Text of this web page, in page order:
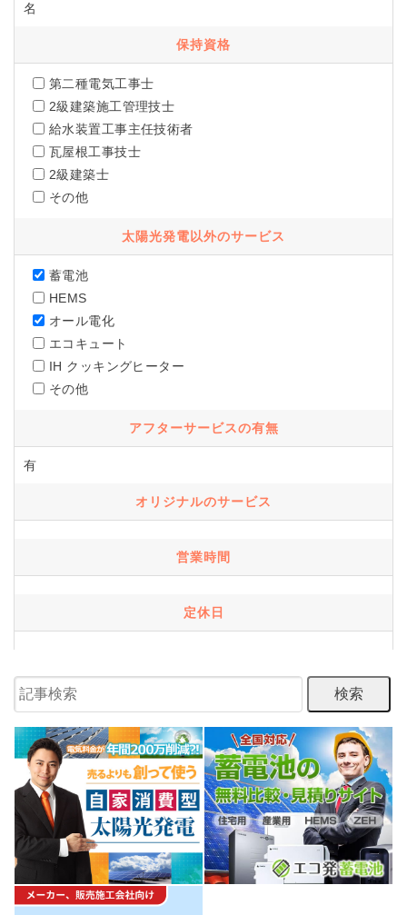
名
保持資格
第二種電気工事士
2級建築施工管理技士
給水装置工事主任技術者
瓦屋根工事技士
2級建築士
その他
太陽光発電以外のサービス
蓄電池
HEMS
オール電化
エコキュート
IH クッキングヒーター
その他
アフターサービスの有無
有
オリジナルのサービス
営業時間
定休日